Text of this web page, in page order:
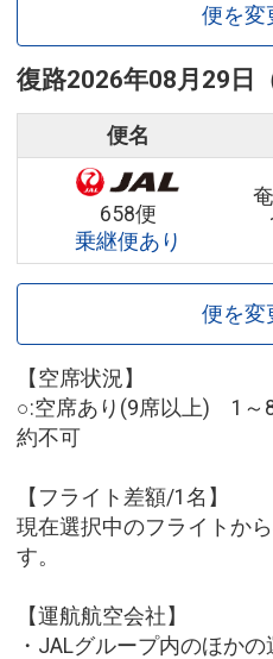
便を変
復路2026年08月29日
便名
658便
乗継便あり
便を変
【空席状況】
○:空席あり(9席以上) 1
約不可
【フライト差額/1名】
現在選択中のフライトか
す。
【運航航空会社】
・JALグループ内のほか